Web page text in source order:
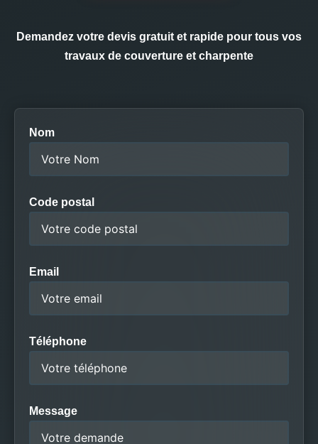
Demandez votre devis gratuit et rapide pour tous vos
travaux de couverture et charpente
Nom
Code postal
Email
Téléphone
Message